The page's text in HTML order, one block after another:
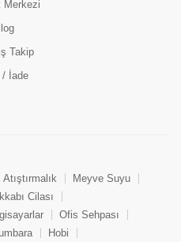
Merkezi
Takip
/ İade
Atıştırmalık
Meyve Suyu
Cilası
Ofis Sehpası
Hobi